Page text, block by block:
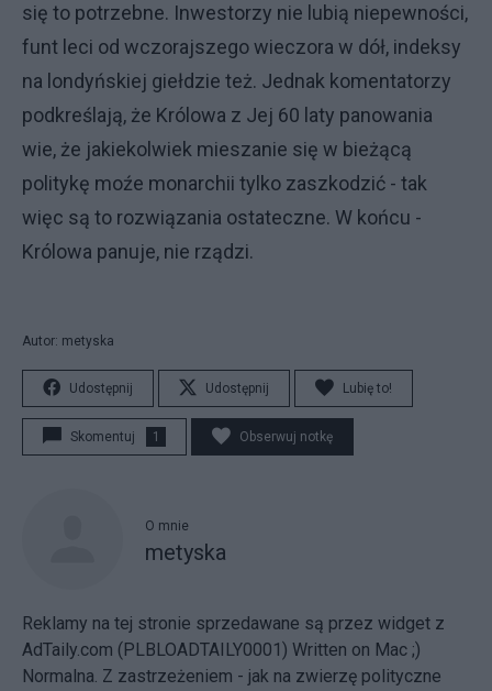
się to potrzebne. Inwestorzy nie lubią niepewności,
funt leci od wczorajszego wieczora w dół, indeksy
na londyńskiej giełdzie też. Jednak komentatorzy
podkreślają, że Królowa z Jej 60 laty panowania
wie, że jakiekolwiek mieszanie się w bieżącą
politykę moźe monarchii tylko zaszkodzić - tak
więc są to rozwiązania ostateczne. W końcu -
Królowa panuje, nie rządzi.
Autor: metyska
Udostępnij Udostępnij Lubię to!
Skomentuj 1 Obserwuj notkę
O mnie
metyska
Reklamy na tej stronie sprzedawane są przez widget z
AdTaily.com (PLBLOADTAILY0001) Written on Mac ;)
Normalna. Z zastrzeżeniem - jak na zwierzę polityczne